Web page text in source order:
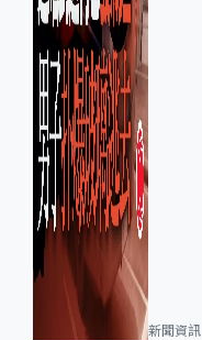
新聞資訊